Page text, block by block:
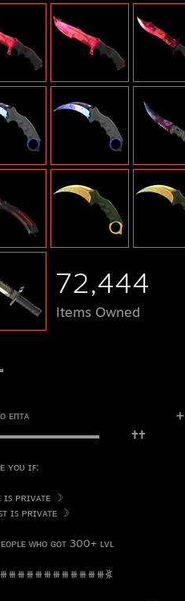
72,444
Items Owned
ᴇптᴀ ⠀⠀⠀⠀⠀⠀⠀⠀⠀⠀⠀⠀⠀⠀⠀⠀⠀⠀➕
ʏᴏᴜ ɪꜰ:
ᴘʀɪᴠᴀᴛᴇ ☽
ɪꜱ ᴘʀɪᴠᴀᴛᴇ ☽
ᴡʜᴏ ɢᴏᴛ 300+ ʟᴠʟ